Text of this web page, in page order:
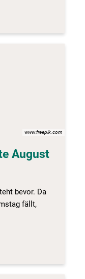
www.freepik.com
August
bevor. Da
fällt,